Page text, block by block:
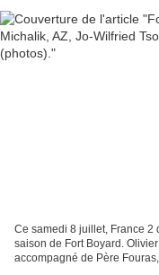
Ce samedi 8 juillet, France
saison de Fort Boyard.
accompagné de Père